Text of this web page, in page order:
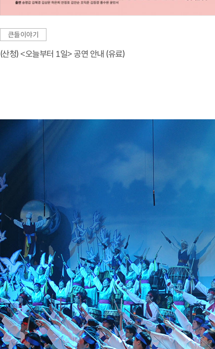
큰들이야기
(산청) <오늘부터 1일> 공연 안내 (유료)